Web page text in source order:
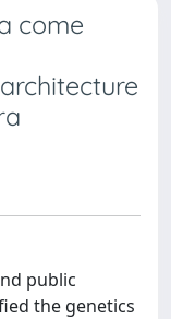
come
public
the genetics